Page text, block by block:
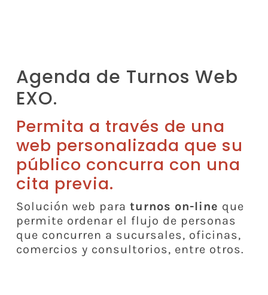
Agenda de Turnos Web
EXO.
Permita a través de una
web personalizada que su
público concurra con una
cita previa.
Solución web para turnos on-line que
permite ordenar el flujo de personas
que concurren a sucursales, oficinas,
comercios y consultorios, entre otros.